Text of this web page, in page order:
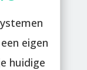
eigen
huidige